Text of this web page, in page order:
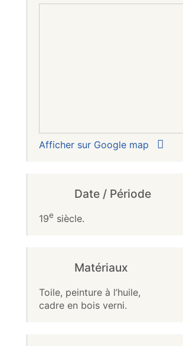
Afficher sur Google map
Date / Période
19e siècle.
Matériaux
Toile, peinture à l’huile,
cadre en bois verni.